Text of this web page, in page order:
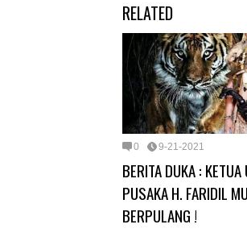
RELATED
0 9-21-2021
BERITA DUKA :
PUSAKA H. FARIDIL
BERPULANG !